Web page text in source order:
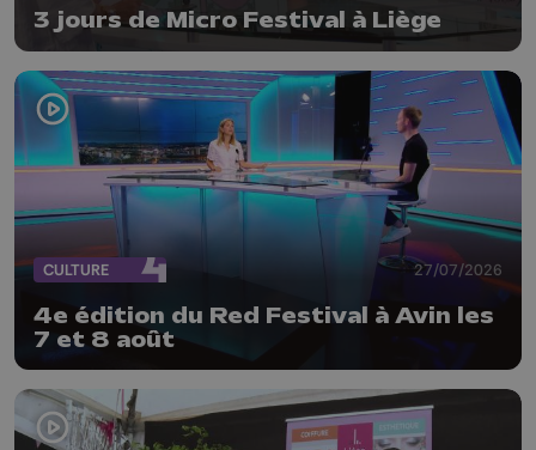
3 jours de Micro Festival à Liège
CULTURE 27/07/2026
4e édition du Red Festival à Avin les
7 et 8 août